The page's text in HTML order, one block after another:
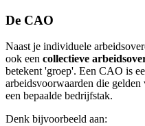
De CAO
Naast je individuele
ook een collectieve
betekent 'groep'. Een CAO is
arbeidsvoorwaarden die
een bepaalde bedrijfstak.
Denk bijvoorbeeld aan: